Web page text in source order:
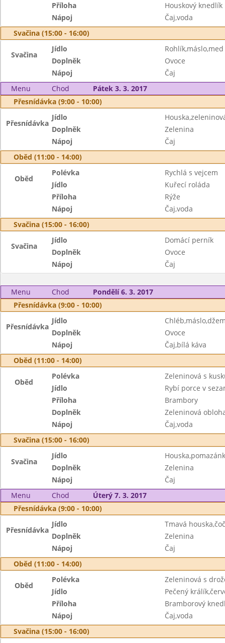
Příloha
Houskový knedlík
Nápoj
Čaj,voda
Svačina (15:00 - 16:00)
Svačina
Jídlo
Rohlík,máslo,med
Doplněk
Ovoce
Nápoj
Čaj
Menu
Chod
Pátek 3. 3. 2017
Přesnídávka (9:00 - 10:00)
Přesnídávka
Jídlo
Doplněk
Zelenina
Nápoj
Čaj
Oběd (11:00 - 14:00)
Oběd
Polévka
Rychlá s vejcem
Jídlo
Kuřecí roláda
Příloha
Rýže
Nápoj
Čaj,voda
Svačina (15:00 - 16:00)
Svačina
Jídlo
Domácí perník
Doplněk
Ovoce
Nápoj
Čaj
Menu Chod
Pondělí 6. 3. 2017
Přesnídávka (9:00 - 10:00)
Přesnídávka
Jídlo
Doplněk
Ovoce
Nápoj
Čaj,bílá káva
Oběd (11:00 - 14:00)
Oběd
Polévka
Zeleninová s
Jídlo
Rybí porce v
Příloha
Brambory
Doplněk
Zeleninová
Nápoj
Čaj,voda
Svačina (15:00 - 16:00)
Svačina
Jídlo
Doplněk
Zelenina
Nápoj
Čaj
Menu
Chod
Úterý 7. 3. 2017
Přesnídávka (9:00 - 10:00)
Přesnídávka
Jídlo
Tmavá
Doplněk
Zelenina
Nápoj
Čaj
Oběd (11:00 - 14:00)
Oběd
Polévka
Zeleninová s
Jídlo
Pečený
Příloha
Bramborový
Nápoj
Čaj,voda
Svačina (15:00 - 16:00)